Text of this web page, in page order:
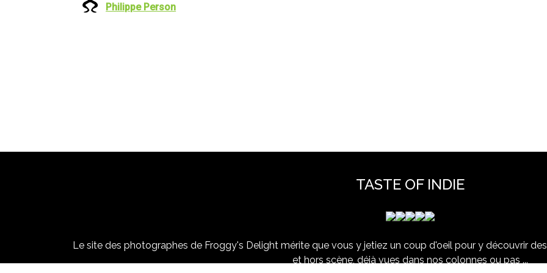
Philippe Person
TASTE OF INDIE
Le site des photographes de Froggy's Delight mérite que vous y jetiez un coup d'oeil pour y découvrir
et hors scène, déjà vues dans nos colonnes ou pas ...